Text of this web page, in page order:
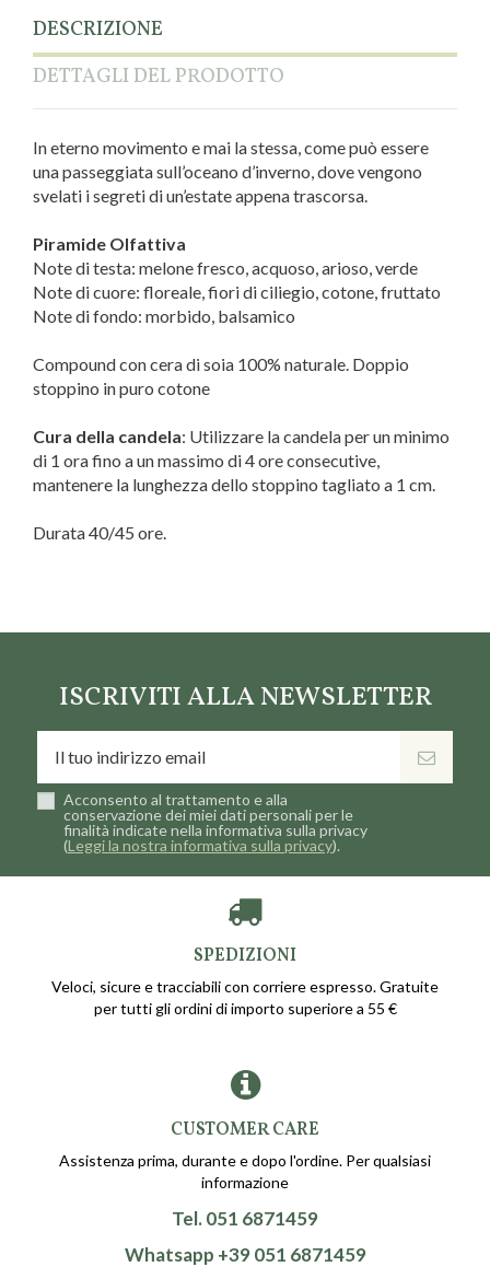
DESCRIZIONE
DETTAGLI DEL PRODOTTO
In eterno movimento e mai la stessa, come può essere
una passeggiata sull’oceano d’inverno, dove vengono
svelati i segreti di un’estate appena trascorsa.
Piramide Olfattiva
Note di testa: melone fresco, acquoso, arioso, verde
Note di cuore: floreale, fiori di ciliegio, cotone, fruttato
Note di fondo: morbido, balsamico
Compound con cera di soia 100% naturale. Doppio
stoppino in puro cotone
Cura della candela: Utilizzare la candela per un minimo
di 1 ora fino a un massimo di 4 ore consecutive,
mantenere la lunghezza dello stoppino tagliato a 1 cm.
Durata 40/45 ore.
ISCRIVITI ALLA NEWSLETTER
Acconsento al trattamento e alla
conservazione dei miei dati personali per le
finalità indicate nella informativa sulla privacy
(Leggi la nostra informativa sulla privacy).
SPEDIZIONI
Veloci, sicure e tracciabili con corriere espresso. Gratuite
per tutti gli ordini di importo superiore a 55 €
CUSTOMER CARE
Assistenza prima, durante e dopo l'ordine. Per qualsiasi
informazione
Tel. 051 6871459
Whatsapp +39 051 6871459